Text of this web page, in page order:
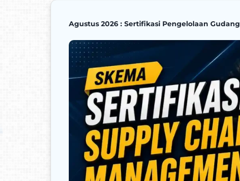
Agustus 2026 : Sertifikasi Pengelolaan Gudang